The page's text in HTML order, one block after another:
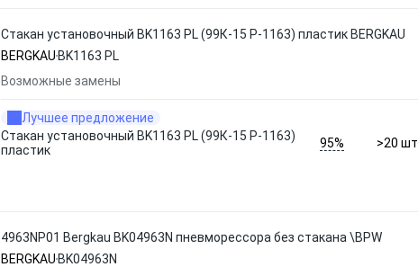
Стакан установочный BK1163 PL (99К-15 Р-1163) пластик BERGKAU
BERGKAU BK1163 PL
Возможные замены
Лучшее предложение
Стакан установочный BK1163 PL (99К-15 Р-1163)
пластик
95% >20шт.
4963NP01 Bergkau BK04963N пневморессора без стакана \BPW
BERGKAU BK04963N